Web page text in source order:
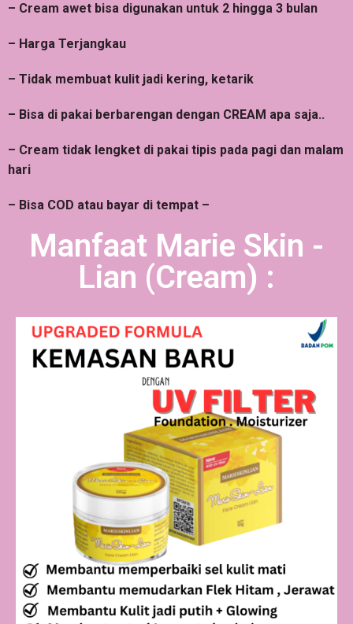
– Cream awet bisa digunakan untuk 2 hingga 3 bulan
– Harga Terjangkau
– Tidak membuat kulit jadi kering, ketarik
– Bisa di pakai berbarengan dengan CREAM apa saja..
– Cream tidak lengket di pakai tipis pada pagi dan malam
hari
– Bisa COD atau bayar di tempat –
Manfaat Marie Skin -
Lian (Cream) :​